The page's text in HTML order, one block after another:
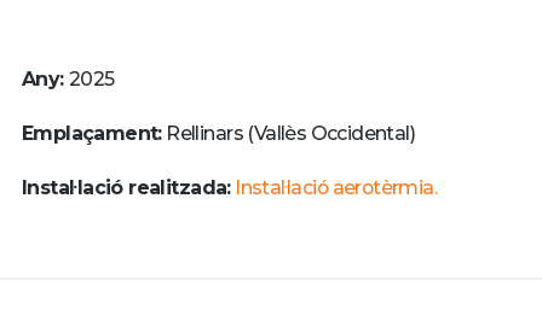
Any: 2025
Emplaçament:Rellinars (Vallès Occidental)
Instal·lació realitzada: Instal·lació aerotèrmia.